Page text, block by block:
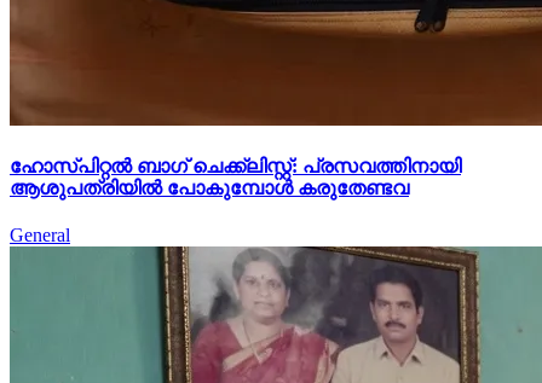
ഹോസ്പിറ്റൽ ബാഗ് ചെക്ക്ലിസ്റ്റ്: പ്രസവത്തിനായി
ആശുപത്രിയിൽ പോകുമ്പോൾ കരുതേണ്ടവ
General